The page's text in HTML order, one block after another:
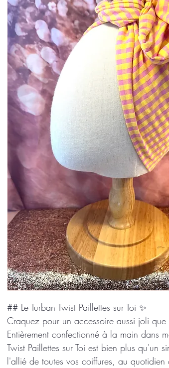
## Le Turban Twist Paillettes sur Toi ✨
Craquez pour un accessoire aussi joli
Entièrement confectionné à la main dans
Twist Paillettes sur Toi est bien plus qu'un
l'allié de toutes vos coiffures, au quotidien